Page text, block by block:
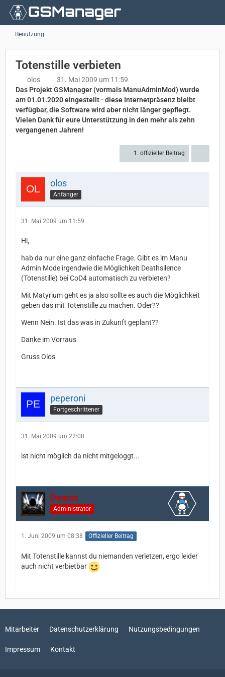
Benutzung
Totenstille verbieten
olos
31. Mai 2009 um 11:59
Das Projekt GSManager (vormals ManuAdminMod) wurde
am 01.01.2020 eingestellt - diese Internetpräsenz bleibt
verfügbar, die Software wird aber nicht länger gepflegt.
Vielen Dank für eure Unterstützung in den mehr als zehn
vergangenen Jahren!
1. offizieller Beitrag
olos
Anfänger
31. Mai 2009 um 11:59
Hi,
hab da nur eine ganz einfache Frage. Gibt es im Manu
Admin Mode irgendwie die Möglichkeit Deathsilence
(Totenstille) bei CoD4 automatisch zu verbieten?
Mit Matyrium geht es ja also sollte es auch die Möglichkeit
geben das mit Totenstille zu machen. Oder??
Wenn Nein. Ist das was in Zukunft geplant??
Danke im Vorraus
Gruss Olos
peperoni
Fortgeschrittener
31. Mai 2009 um 22:08
ist nicht möglich da nicht mitgeloggt...
Dennis
Administrator
1. Juni 2009 um 08:38 Offizieller Beitrag
Mit Totenstille kannst du niemanden verletzen, ergo leider
auch nicht verbietbar
Mitarbeiter Datenschutzerklärung Nutzungsbedingungen
Impressum Kontakt